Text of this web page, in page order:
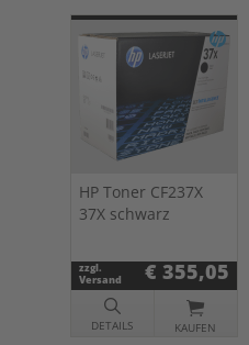
HP Toner CF237X
37X schwarz
zzgl.
Versand
€ 355,05
DETAILS KAUFEN